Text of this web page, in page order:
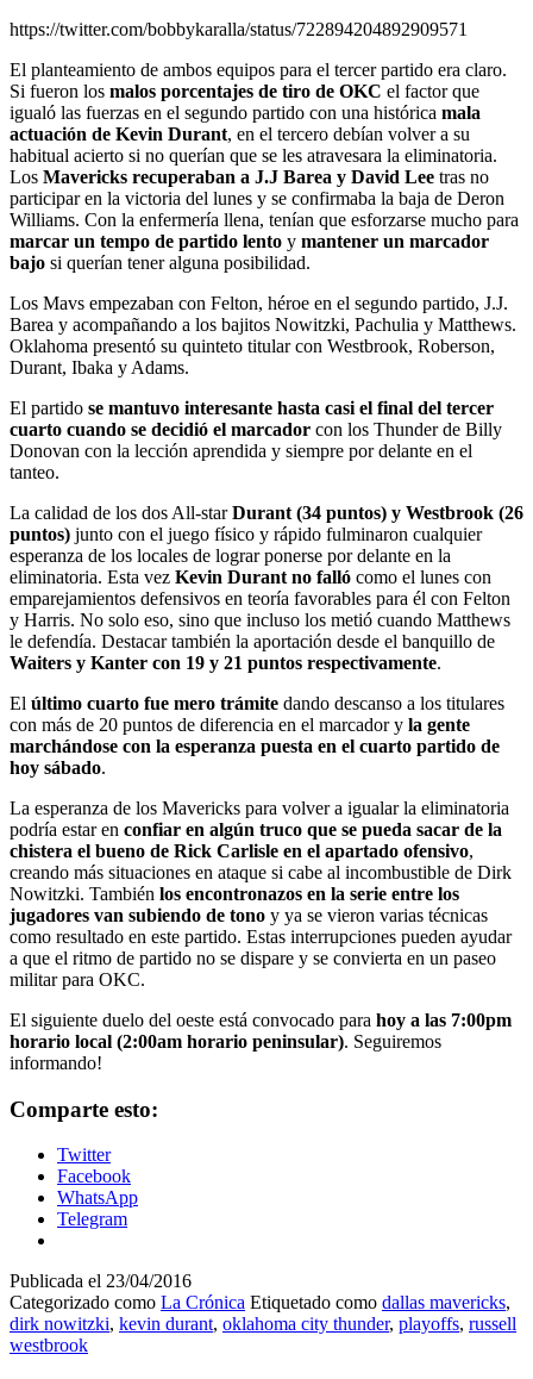
https://twitter.com/bobbykaralla/status/722894204892909571
El planteamiento de ambos equipos para el tercer partido era claro.
Si fueron los malos porcentajes de tiro de OKC el factor que
igualó las fuerzas en el segundo partido con una histórica mala
actuación de Kevin Durant, en el tercero debían volver a su
habitual acierto si no querían que se les atravesara la eliminatoria.
Los Mavericks recuperaban a J.J Barea y David Lee tras no
participar en la victoria del lunes y se confirmaba la baja de Deron
Williams. Con la enfermería llena, tenían que esforzarse mucho para
marcar un tempo de partido lento y mantener un marcador
bajo si querían tener alguna posibilidad.
Los Mavs empezaban con Felton, héroe en el segundo partido, J.J.
Barea y acompañando a los bajitos Nowitzki, Pachulia y Matthews.
Oklahoma presentó su quinteto titular con Westbrook, Roberson,
Durant, Ibaka y Adams.
El partido se mantuvo interesante hasta casi el final del tercer
cuarto cuando se decidió el marcador con los Thunder de Billy
Donovan con la lección aprendida y siempre por delante en el
tanteo.
La calidad de los dos All-starDurant (34 puntos) y Westbrook (26
puntos) junto con el juego físico y rápido fulminaron cualquier
esperanza de los locales de lograr ponerse por delante en la
eliminatoria. Esta vez Kevin Durant no falló como el lunes con
emparejamientos defensivos en teoría favorables para él con Felton
y Harris. No solo eso, sino que incluso los metió cuando Matthews
le defendía. Destacar también la aportación desde el banquillo de
Waiters y Kanter con 19 y 21 puntos respectivamente.
El último cuarto fue mero trámite dando descanso a los titulares
con más de 20 puntos de diferencia en el marcador y la gente
marchándose con la esperanza puesta en el cuarto partido de
hoy sábado.
La esperanza de los Mavericks para volver a igualar la eliminatoria
podría estar en confiar en algún truco que se pueda sacar de la
chistera el bueno de Rick Carlisle en el apartado ofensivo,
creando más situaciones en ataque si cabe al incombustible de Dirk
Nowitzki. También los encontronazos en la serie entre los
jugadores van subiendo de tono y ya se vieron varias técnicas
como resultado en este partido. Estas interrupciones pueden ayudar
a que el ritmo de partido no se dispare y se convierta en un paseo
militar para OKC.
El siguiente duelo del oeste está convocado para hoy a las 7:00pm
horario local (2:00am horario peninsular). Seguiremos
informando!
Comparte esto:
Twitter
Facebook
WhatsApp
Telegram
Publicada el 23/04/2016
Categorizado como La Crónica Etiquetado como dallas mavericks,
dirk nowitzki, kevin durant, oklahoma city thunder, playoffs, russell
westbrook